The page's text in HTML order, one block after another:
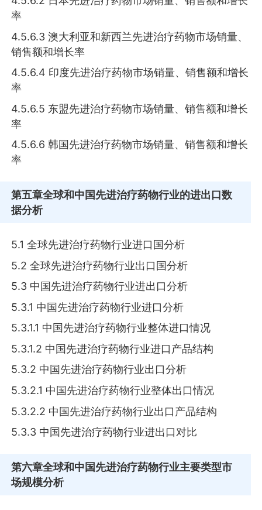
率
4.5.6.3 澳大利亚和新西兰先进治疗药物市场销量、
销售额和增长率
4.5.6.4 印度先进治疗药物市场销量、销售额和增长
率
4.5.6.5 东盟先进治疗药物市场销量、销售额和增长
率
4.5.6.6 韩国先进治疗药物市场销量、销售额和增长
率
第五章全球和中国先进治疗药物行业的进出口数
据分析
5.1 全球先进治疗药物行业进口国分析
5.2 全球先进治疗药物行业出口国分析
5.3 中国先进治疗药物行业进出口分析
5.3.1 中国先进治疗药物行业进口分析
5.3.1.1 中国先进治疗药物行业整体进口情况
5.3.1.2 中国先进治疗药物行业进口产品结构
5.3.2 中国先进治疗药物行业出口分析
5.3.2.1 中国先进治疗药物行业整体出口情况
5.3.2.2 中国先进治疗药物行业出口产品结构
5.3.3 中国先进治疗药物行业进出口对比
第六章全球和中国先进治疗药物行业主要类型市
场规模分析